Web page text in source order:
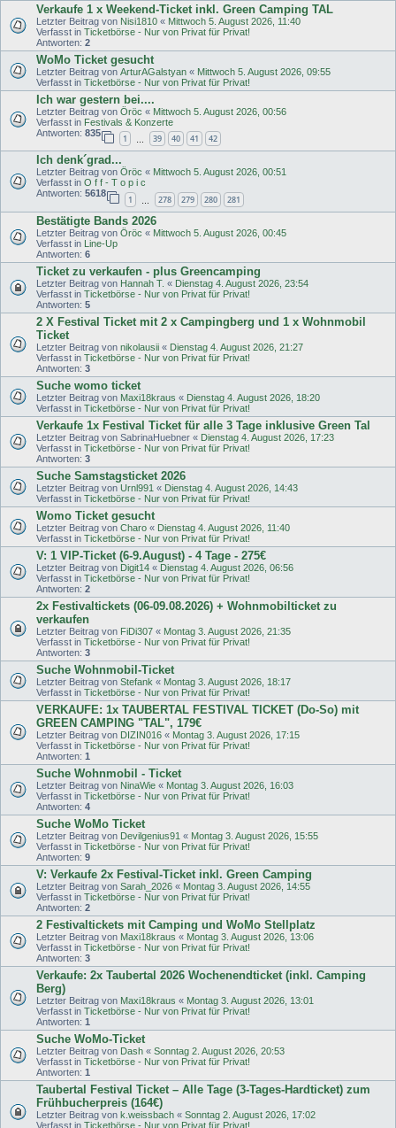
Verkaufe 1 x Weekend-Ticket inkl. Green Camping TAL
Letzter Beitrag von Nisi1810 « Mittwoch 5. August 2026, 11:40
Verfasst in Ticketbörse - Nur von Privat für Privat!
Antworten: 2
WoMo Ticket gesucht
Letzter Beitrag von ArturAGalstyan « Mittwoch 5. August 2026, 09:55
Verfasst in Ticketbörse - Nur von Privat für Privat!
Ich war gestern bei....
Letzter Beitrag von Öröc « Mittwoch 5. August 2026, 00:56
Verfasst in Festivals & Konzerte
Antworten: 835
1 39 40 41 42
Ich denk´grad...
Letzter Beitrag von Öröc « Mittwoch 5. August 2026, 00:51
Verfasst in O f f - T o p i c
Antworten: 5618
1 278 279 280 281
Bestätigte Bands 2026
Letzter Beitrag von Öröc « Mittwoch 5. August 2026, 00:45
Verfasst in Line-Up
Antworten: 6
Ticket zu verkaufen - plus Greencamping
Letzter Beitrag von Hannah T. « Dienstag 4. August 2026, 23:54
Verfasst in Ticketbörse - Nur von Privat für Privat!
Antworten: 5
2 X Festival Ticket mit 2 x Campingberg und 1 x Wohnmobil
Ticket
Letzter Beitrag von nikolausii « Dienstag 4. August 2026, 21:27
Verfasst in Ticketbörse - Nur von Privat für Privat!
Antworten: 3
Suche womo ticket
Letzter Beitrag von Maxi18kraus « Dienstag 4. August 2026, 18:20
Verfasst in Ticketbörse - Nur von Privat für Privat!
Verkaufe 1x Festival Ticket für alle 3 Tage inklusive Green Tal
Letzter Beitrag von SabrinaHuebner « Dienstag 4. August 2026, 17:23
Verfasst in Ticketbörse - Nur von Privat für Privat!
Antworten: 3
Suche Samstagsticket 2026
Letzter Beitrag von Urnl991 « Dienstag 4. August 2026, 14:43
Verfasst in Ticketbörse - Nur von Privat für Privat!
Womo Ticket gesucht
Letzter Beitrag von Charo « Dienstag 4. August 2026, 11:40
Verfasst in Ticketbörse - Nur von Privat für Privat!
V: 1 VIP-Ticket (6-9.August) - 4 Tage - 275€
Letzter Beitrag von Digit14 « Dienstag 4. August 2026, 06:56
Verfasst in Ticketbörse - Nur von Privat für Privat!
Antworten: 2
2x Festivaltickets (06-09.08.2026) + Wohnmobilticket zu
verkaufen
Letzter Beitrag von FiDi307 « Montag 3. August 2026, 21:35
Verfasst in Ticketbörse - Nur von Privat für Privat!
Antworten: 3
Suche Wohnmobil-Ticket
Letzter Beitrag von Stefank « Montag 3. August 2026, 18:17
Verfasst in Ticketbörse - Nur von Privat für Privat!
VERKAUFE: 1x TAUBERTAL FESTIVAL TICKET (Do-So) mit
GREEN CAMPING "TAL", 179€
Letzter Beitrag von DIZIN016 « Montag 3. August 2026, 17:15
Verfasst in Ticketbörse - Nur von Privat für Privat!
Antworten: 1
Suche Wohnmobil - Ticket
Letzter Beitrag von NinaWie « Montag 3. August 2026, 16:03
Verfasst in Ticketbörse - Nur von Privat für Privat!
Antworten: 4
Suche WoMo Ticket
Letzter Beitrag von Devilgenius91 « Montag 3. August 2026, 15:55
Verfasst in Ticketbörse - Nur von Privat für Privat!
Antworten: 9
V: Verkaufe 2x Festival-Ticket inkl. Green Camping
Letzter Beitrag von Sarah_2026 « Montag 3. August 2026, 14:55
Verfasst in Ticketbörse - Nur von Privat für Privat!
Antworten: 2
2 Festivaltickets mit Camping und WoMo Stellplatz
Letzter Beitrag von Maxi18kraus « Montag 3. August 2026, 13:06
Verfasst in Ticketbörse - Nur von Privat für Privat!
Antworten: 3
Verkaufe: 2x Taubertal 2026 Wochenendticket (inkl. Camping
Berg)
Letzter Beitrag von Maxi18kraus « Montag 3. August 2026, 13:01
Verfasst in Ticketbörse - Nur von Privat für Privat!
Antworten: 1
Suche WoMo-Ticket
Letzter Beitrag von Dash « Sonntag 2. August 2026, 20:53
Verfasst in Ticketbörse - Nur von Privat für Privat!
Antworten: 1
Taubertal Festival Ticket – Alle Tage (3-Tages-Hardticket) zum
Frühbucherpreis (164€)
Letzter Beitrag von k.weissbach « Sonntag 2. August 2026, 17:02
Verfasst in Ticketbörse - Nur von Privat für Privat!